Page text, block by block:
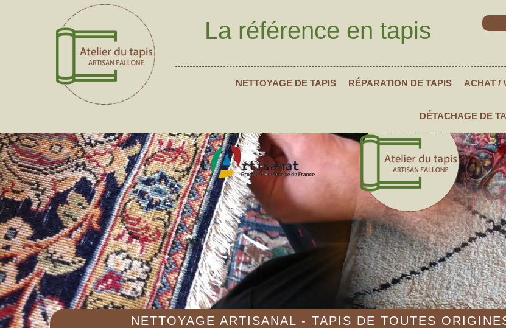
La référence en tapis
NETTOYAGE DE TAPIS RÉPARATION DE TAPIS ACHAT /
DÉTACHAGE DE
NETTOYAGE ARTISANAL - TAPIS DE TOUTES